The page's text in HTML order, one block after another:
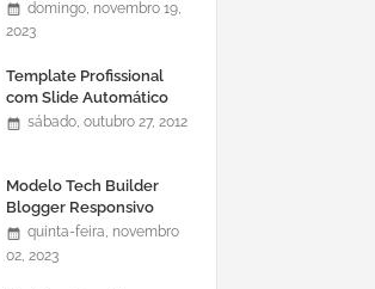
domingo, novembro 19,
2023
Template Profissional
com Slide Automático
0465sábado, outubro 27, 2012
Modelo Tech Builder
Blogger Responsivo
quinta-feira, novembro
02, 2023